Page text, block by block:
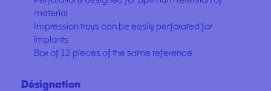
material
Impression trays can be easily perforated for
implants
Box of 12 pieces of the same reference
Désignation